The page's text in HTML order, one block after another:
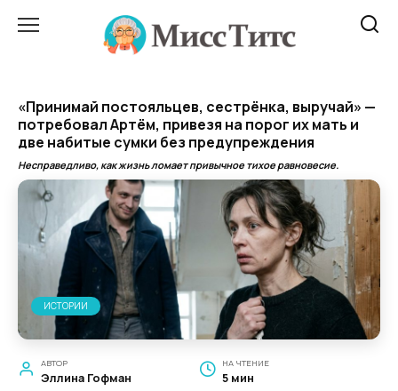
«Принимай постояльцев, сестрёнка, выручай» —
потребовал Артём, привезя на порог их мать и
две набитые сумки без предупреждения
Несправедливо, как жизнь ломает привычное тихое равновесие.
ИСТОРИИ
АВТОР
Эллина Гофман
НА ЧТЕНИЕ
5 мин